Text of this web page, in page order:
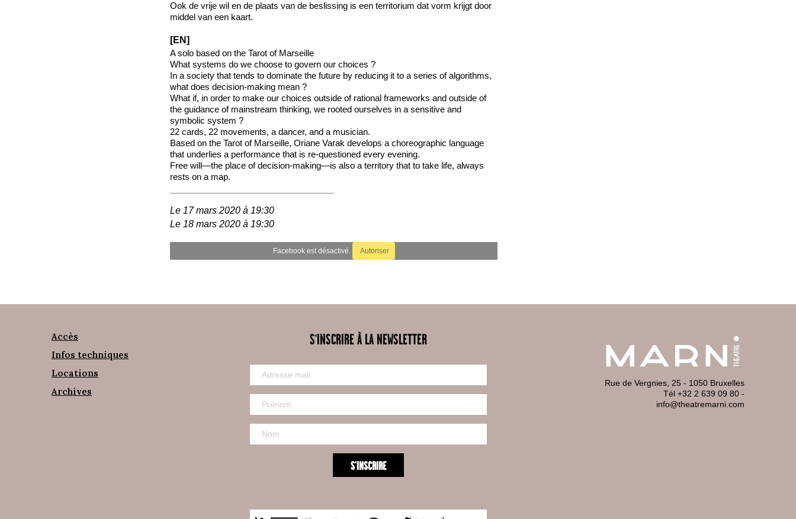
Ook de vrije wil en de plaats van de beslissing is een territorium dat vorm krijgt door
middel van een kaart.
[EN]
A solo based on the Tarot of Marseille
What systems do we choose to govern our choices ?
In a society that tends to dominate the future by reducing it to a series of algorithms,
what does decision-making mean ?
What if, in order to make our choices outside of rational frameworks and outside of
the guidance of mainstream thinking, we rooted ourselves in a sensitive and
symbolic system ?
22 cards, 22 movements, a dancer, and a musician.
Based on the Tarot of Marseille, Oriane Varak develops a choreographic language
that underlies a performance that is re-questioned every evening.
Free will—the place of decision-making—is also a territory that to take life, always
rests on a map.
Le 17 mars 2020 à 19:30
Le 18 mars 2020 à 19:30
Facebook est désactivé. Autoriser
Accès
Infos techniques
Locations
Archives
S'INSCRIRE À LA NEWSLETTER
Rue de Vergnies, 25 - 1050 Bruxelles
Tél +32 2 639 09 80 -
info@theatremarni.com